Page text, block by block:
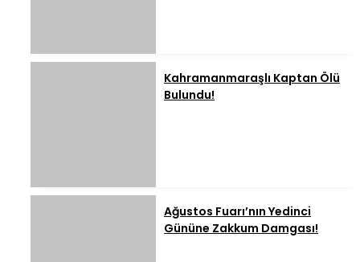
Kahramanmaraşlı Kaptan Ölü
Bulundu!
Ağustos Fuarı’nın Yedinci
Gününe Zakkum Damgası!